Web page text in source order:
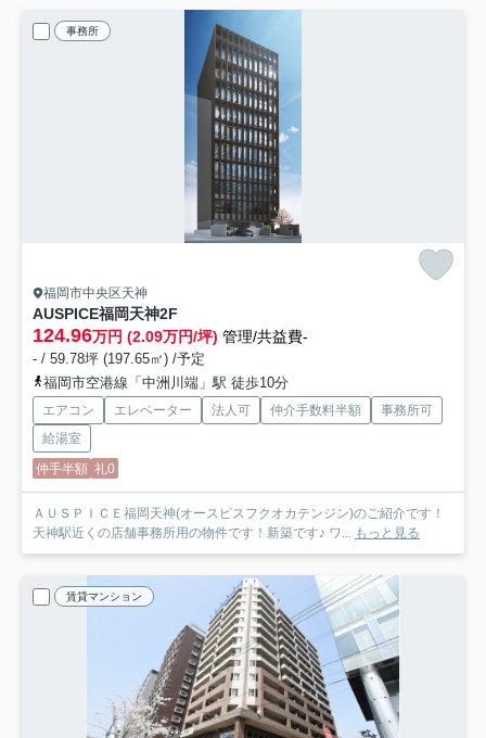
事務所
福岡市中央区天神
AUSPICE福岡天神2F
124.96万円 (2.09万円/坪) 管理/共益費-
- / 59.78坪 (197.65㎡) /予定
福岡市空港線「中洲川端」駅 徒歩10分
エアコン エレベーター 法人可 仲介手数料半額
事務所可
給湯室
仲手半額 礼0
ＡＵＳＰＩＣＥ福岡天神(オースピスフクオカテンジン)のご紹介です！
天神駅近くの店舗事務所用の物件です！新築です♪ ワ...
もっと見る
賃貸マンション